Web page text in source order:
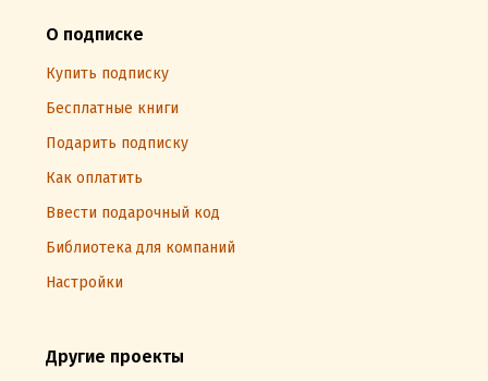
О подписке
Купить подписку
Бесплатные книги
Подарить подписку
Как оплатить
Ввести подарочный код
Библиотека для компаний
Настройки
Другие проекты